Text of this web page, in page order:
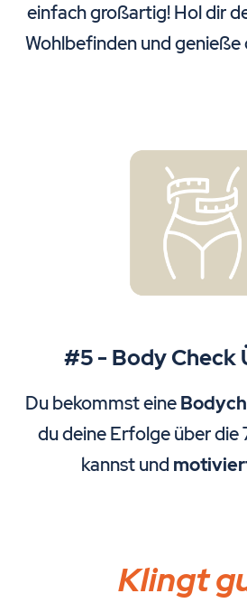
einfach großartig! Hol dir
Wohlbefinden und genieße
#5 - Body Check
Du bekommst eine
du deine Erfolge über die
kannst und
Klingt